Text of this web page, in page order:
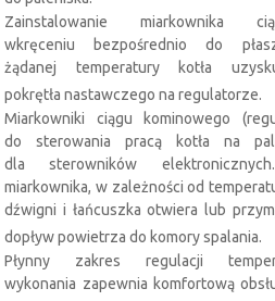
Zainstalowanie
wkręceniu bezpośrednio do
żądanej temperatury kotła
pokrętła nastawczego na regulatorze.
Miarkowniki ciągu kominowego
do sterowania pracą kotła na
dla sterowników
miarkownika, w zależności od
dźwigni i łańcuszka otwiera lub
dopływ powietrza do komory spalania.
Płynny zakres regulacji
wykonania zapewnia komfortową